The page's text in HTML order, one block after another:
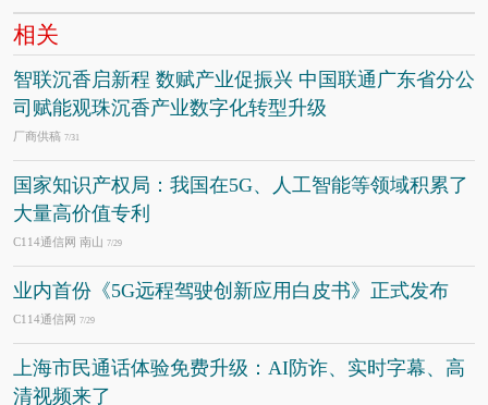
相关
智联沉香启新程 数赋产业促振兴 中国联通广东省分公
司赋能观珠沉香产业数字化转型升级
厂商供稿 7/31
国家知识产权局：我国在5G、人工智能等领域积累了
大量高价值专利
C114通信网 南山 7/29
业内首份《5G远程驾驶创新应用白皮书》正式发布
C114通信网 7/29
上海市民通话体验免费升级：AI防诈、实时字幕、高
清视频来了